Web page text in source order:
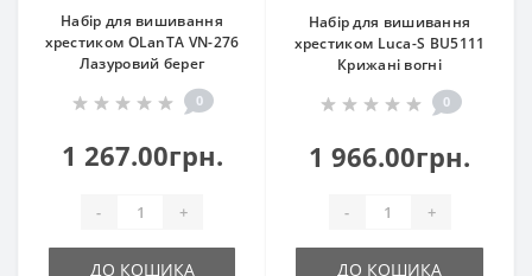
Набір для вишивання
хрестиком OLanTА VN-276
Лазуровий берег
0
1 267.00грн.
- +
ДО КОШИКА
Набір для вишивання
хрестиком Luca-S BU5111
Крижані вогні
0
1 966.00грн.
- +
ДО КОШИКА